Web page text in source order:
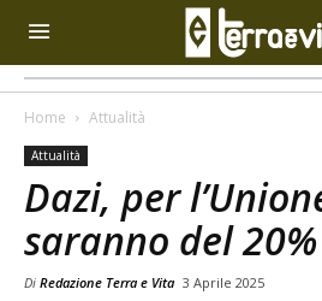
Home Attualità
Attualità
Dazi, per
saranno del 20%
Di Redazione Terra e Vita 3 Aprile 2025